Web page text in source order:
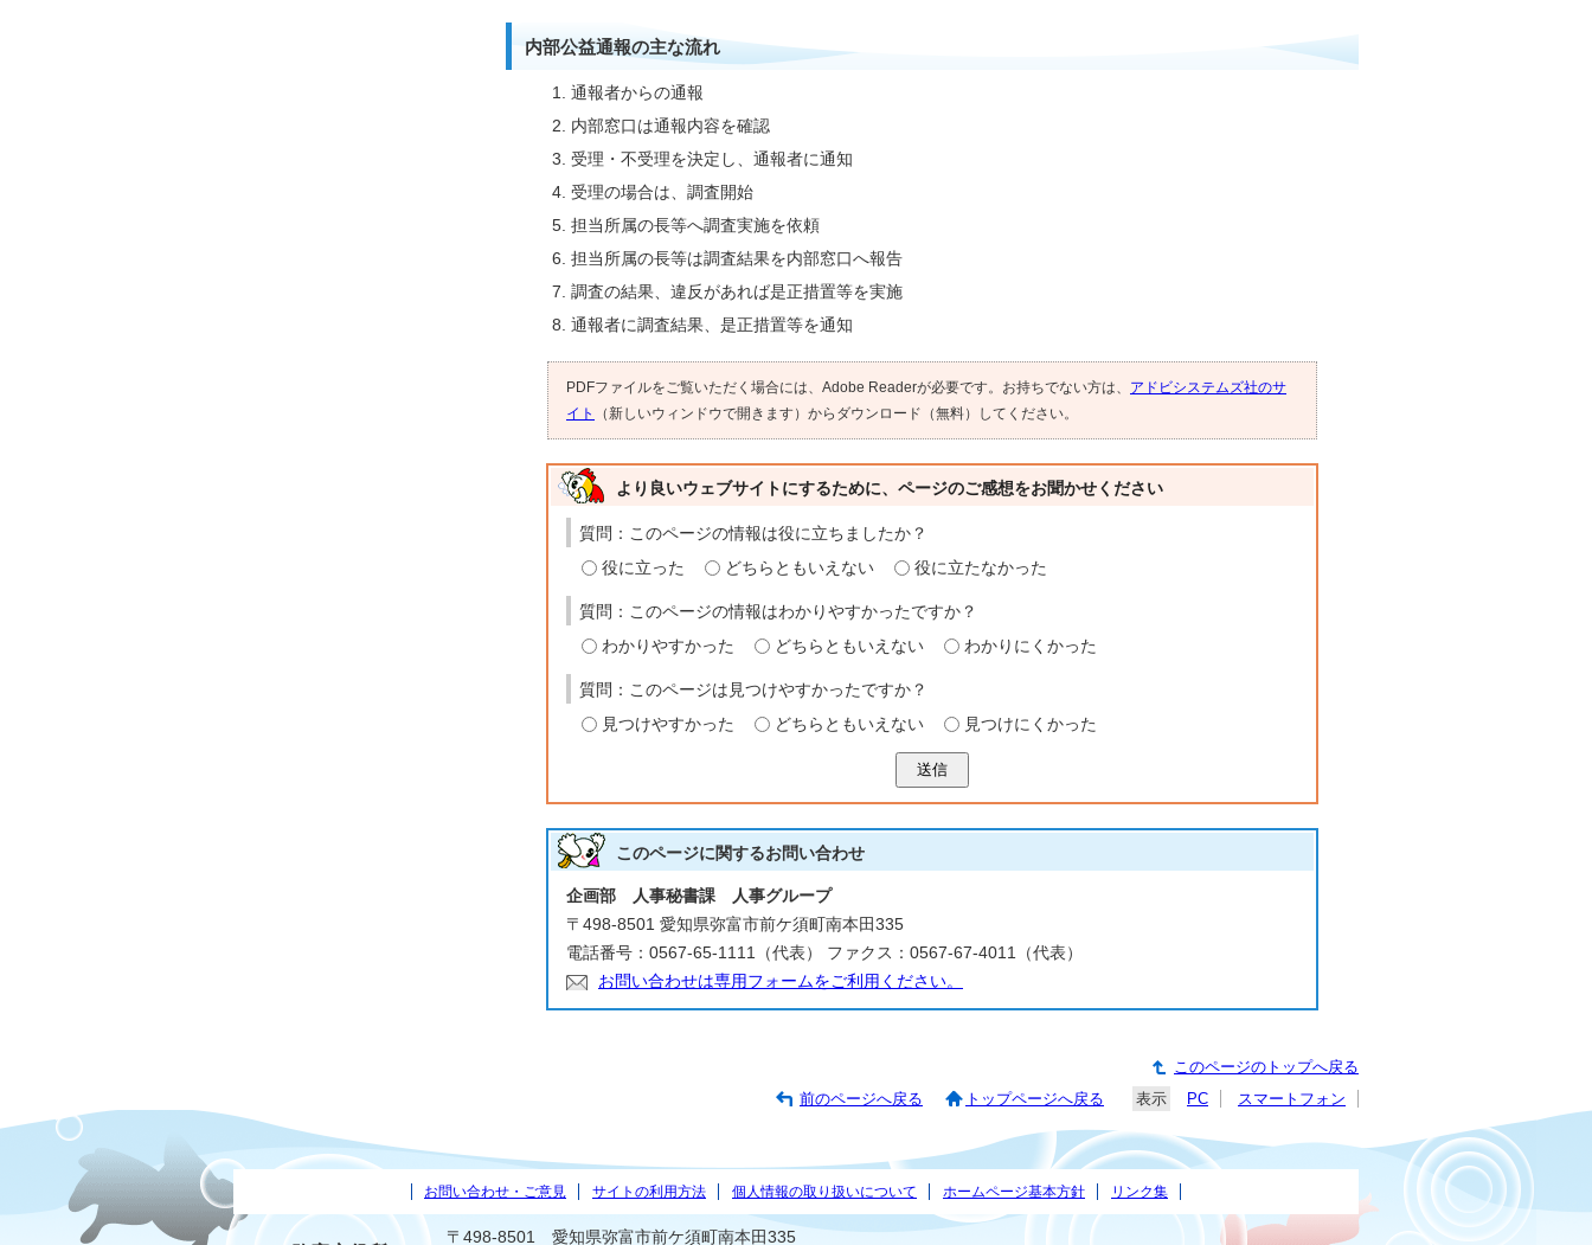
内部公益通報の主な流れ
通報者からの通報
内部窓口は通報内容を確認
受理・不受理を決定し、通報者に通知
受理の場合は、調査開始
担当所属の長等へ調査実施を依頼
担当所属の長等は調査結果を内部窓口へ報告
調査の結果、違反があれば是正措置等を実施
通報者に調査結果、是正措置等を通知
PDFファイルをご覧いただく場合には、Adobe Readerが必要です。お持ちでない方は、 アドビシステムズ社のサ
イト
（新しいウィンドウで開きます）からダウンロード（無料）してください。
より良いウェブサイトにするために、ページのご感想をお聞かせください
質問：このページの情報は役に立ちましたか？
役に立った
どちらともいえない 役に立たなかった
質問：このページの情報はわかりやすかったですか？
わかりやすかった
どちらともいえない わかりにくかった
質問：このページは見つけやすかったですか？
見つけやすかった
どちらともいえない 見つけにくかった
送信
このページに関するお問い合わせ
企画部 人事秘書課 人事グループ
〒498-8501 愛知県弥富市前ケ須町南本田335
電話番号：0567-65-1111（代表） ファクス：0567-67-4011（代表）
お問い合わせは専用フォームをご利用ください。
このページのトップへ戻る
前のページへ戻る
トップページへ戻る 表示 PC スマートフォン
お問い合わせ・ご意見 サイトの利用方法 個人情報の取り扱いについて ホームページ基本方針 リンク集
〒498-8501 愛知県弥富市前ケ須町南本田335